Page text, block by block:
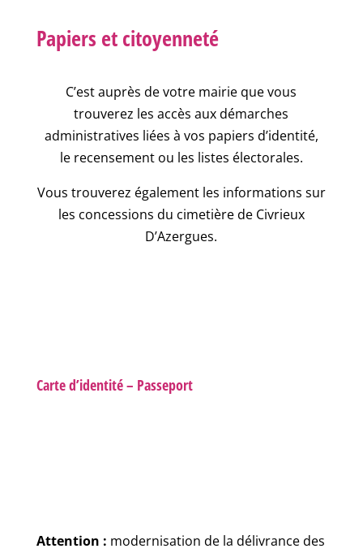
Papiers et citoyenneté
C’est auprès de votre mairie que vous
trouverez les accès aux démarches
administratives liées à vos papiers d’identité,
le recensement ou les listes électorales.
Vous trouverez également les informations sur
les concessions du cimetière de Civrieux
D’Azergues.
Carte d’identité – Passeport
Attention : modernisation de la délivrance des